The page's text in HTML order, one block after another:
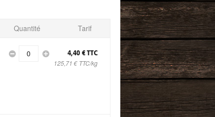
Quantité Tarif
0 4,40 € TTC
125,71 € TTC/kg